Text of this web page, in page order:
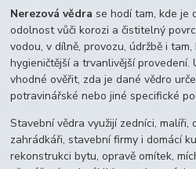
Nerezová vědra se hodí tam, kde je
odolnost vůči korozi a čistitelný
vodou, v dílně, provozu, údržbě i
hygieničtější a trvanlivější provedení.
vhodné ověřit, zda je dané vědro
potravinářské nebo jiné specifické
Stavební vědra využijí zedníci, malíři,
zahrádkáři, stavební firmy i domácí
rekonstrukci bytu, opravě omítek,